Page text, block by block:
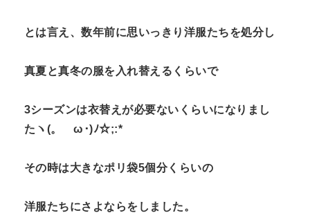
とは言え、数年前に思いっきり洋服たちを処分し
真夏と真冬の服を入れ替えるくらいで
3シーズンは衣替えが必要ないくらいになりまし
たヽ(。ゝω･)ﾉ☆;:*
その時は大きなポリ袋5個分くらいの
洋服たちにさよならをしました。